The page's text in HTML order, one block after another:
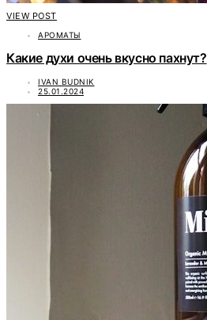
VIEW POST
АРОМАТЫ
Какие духи очень вкусно пахнут?
IVAN BUDNIK
25.01.2024